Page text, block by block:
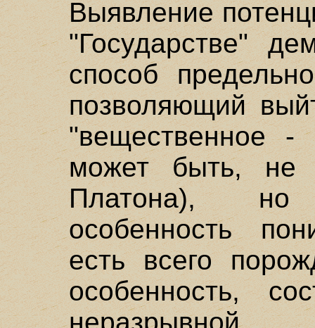
Выявление
"Государстве"
способ
позволяющий
"вещественное -
может быть, не
Платона),
особенность
есть всего
особенность,